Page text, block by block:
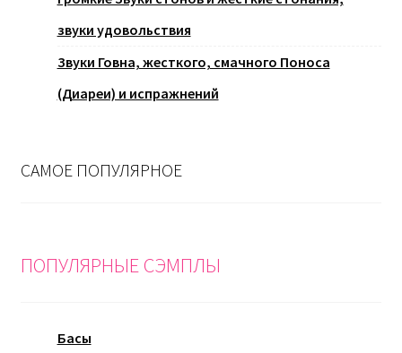
звуки удовольствия
Звуки Говна, жесткого, смачного Поноса
(Диареи) и испражнений
САМОЕ ПОПУЛЯРНОЕ
ПОПУЛЯРНЫЕ СЭМПЛЫ
Басы